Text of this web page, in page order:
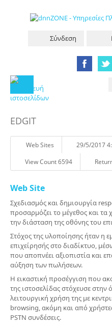
Σύνδεση
EDGIT
Web Sites 29/5/2017
View Count 6594
Web Site
Σχεδιασμός και δημιουργία
προσαρμόζει το μέγεθος και τα
την διάσταση της οθόνης του
Στόχος της υλοποίησης ήταν η
επιχείρησής στο διαδίκτυο,
που αποπνέει αξιοπιστία και
αύξηση των πωλήσεων.
Η εικαστική προσέγγιση που
της ιστοσελίδας στόχευσε
λειτουργική χρήση της με
browsing, ακόμη και από
PSTN συνδέσεις.